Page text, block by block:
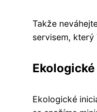
Takže
servisem,
Ekologické